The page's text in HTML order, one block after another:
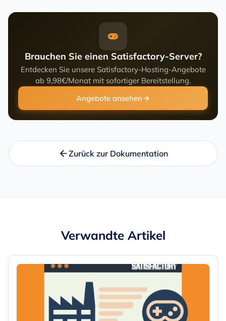
Brauchen Sie einen Satisfactory-Server?
Entdecken Sie unsere Satisfactory-Hosting-Angebote
ab 9,98€/Monat mit sofortiger Bereitstellung.
Angebote ansehen
Zurück zur Dokumentation
Verwandte Artikel